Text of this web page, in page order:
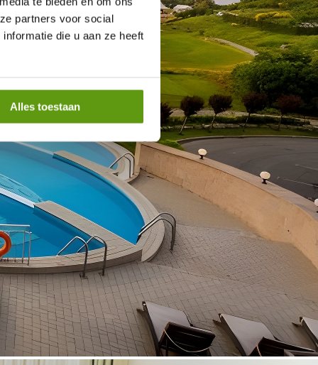
partners voor social
die u aan ze heeft
Alles toestaan